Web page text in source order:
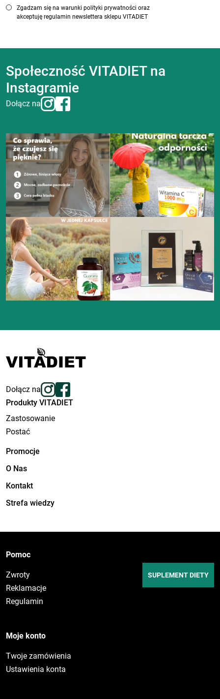
Zgadzam się na warunki polityki prywatności oraz
akceptuję regulamin newslettera sklepu VITADIET
Społeczność VITADIET na
Instagramie
Dołącz na
Dołącz na
Produkty VITADIET
Zastosowanie
Postać
Promocje
O Nas
Kontakt
Strefa wiedzy
SUPLEMENT DIETY
Pomoc
Zwroty
Reklamacje
Regulamin
Moje konto
Twoje zamówienia
Ustawienia konta